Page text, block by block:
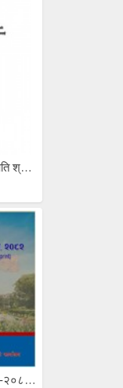
सम्माननीय राष्ट्रपति श्री...
सुशासन-मार्गचित्र-२०८२...